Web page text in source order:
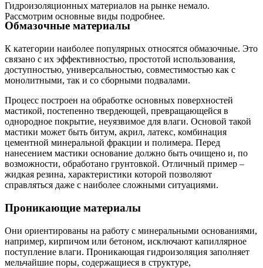
Гидроизоляционных материалов на рынке немало.
Рассмотрим основные виды подробнее.
Обмазочные материалы
К категории наиболее популярных относятся обмазочные. Это
связано с их эффективностью, простотой использования,
доступностью, универсальностью, совместимостью как с
монолитными, так и со сборными подвалами.
Процесс построен на обработке основных поверхностей
мастикой, постепенно твердеющей, превращающейся в
однородное покрытие, неуязвимое для влаги. Основой такой
мастики может быть битум, акрил, латекс, комбинация
цементной минеральной фракции и полимера. Перед
нанесением мастики основание должно быть очищено и, по
возможности, обработано грунтовкой. Отличный пример –
жидкая резина, характеристики которой позволяют
справляться даже с наиболее сложными ситуациями.
Проникающие материалы
Они ориентированы на работу с минеральными основаниями,
например, кирпичом или бетоном, исключают капиллярное
поступление влаги. Проникающая гидроизоляция заполняет
мельчайшие поры, содержащиеся в структуре,